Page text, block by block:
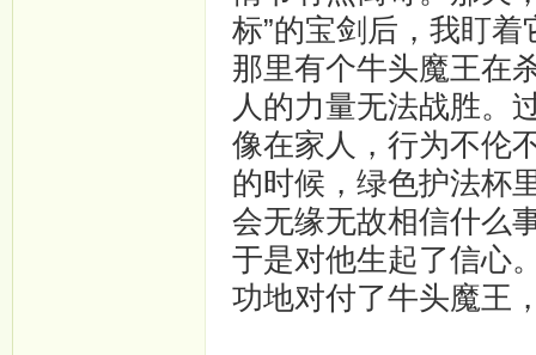
标”的宝剑后，我盯
那里有个牛头魔王在
人的力量无法战胜。
像在家人，行为不伦
的时候，绿色护法杯
会无缘无故相信什么
于是对他生起了信心
功地对付了牛头魔王